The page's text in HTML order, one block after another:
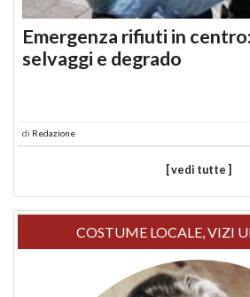
Emergenza rifiuti in
selvaggi e degrado
di Redazione
[ vedi tutte ]
COSTUME LOCALE, VIZI